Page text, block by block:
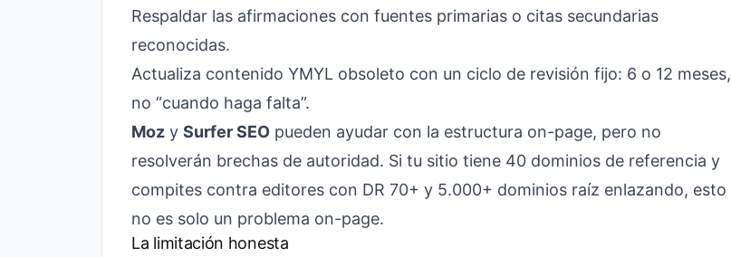
Respaldar las afirmaciones con fuentes primarias o citas secundarias
reconocidas.
Actualiza contenido YMYL obsoleto con un ciclo de revisión fijo: 6 o 12 meses,
no “cuando haga falta”.
Moz y Surfer SEO pueden ayudar con la estructura on-page, pero no
resolverán brechas de autoridad. Si tu sitio tiene 40 dominios de referencia y
compites contra editores con DR 70+ y 5.000+ dominios raíz enlazando, esto
no es solo un problema on-page.
La limitación honesta